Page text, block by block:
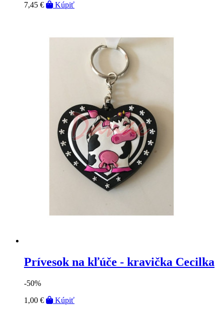
7,45 €
Kúpiť
Prívesok na kľúče - kravička Cecilka
-50%
1,00 €
Kúpiť